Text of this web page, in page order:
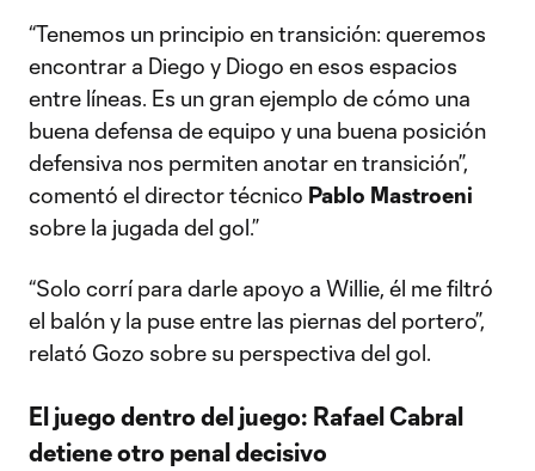
“Tenemos un principio en transición: queremos
encontrar a Diego y Diogo en esos espacios
entre líneas. Es un gran ejemplo de cómo una
buena defensa de equipo y una buena posición
defensiva nos permiten anotar en transición”,
comentó el director técnico Pablo Mastroeni
sobre la jugada del gol.”
“Solo corrí para darle apoyo a Willie, él me filtró
el balón y la puse entre las piernas del portero”,
relató Gozo sobre su perspectiva del gol.
El juego dentro del juego: Rafael Cabral
detiene otro penal decisivo